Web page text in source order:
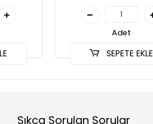
Adet
SEPETE EKLE
Sıkça Sorulan Sorular